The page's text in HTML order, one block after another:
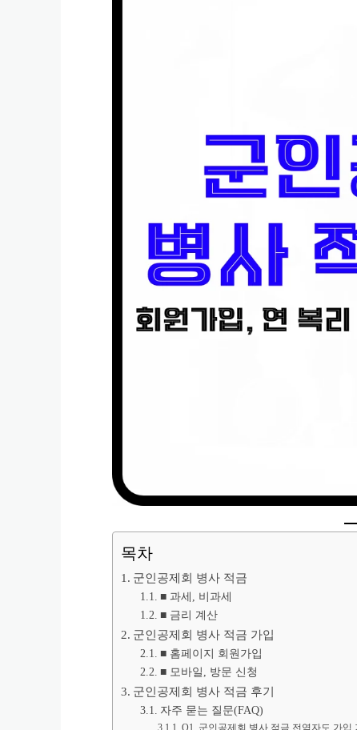
목차
군인공제회 병사 적금
■ 과세, 비과세
■ 금리 계산
군인공제회 병사 적금 가입
■ 홈페이지 회원가입
■ 모바일, 방문 신청
군인공제회 병사 적금 후기
자주 묻는 질문(FAQ)
Q1. 군인공제회 병사 적금 전역자도 가입